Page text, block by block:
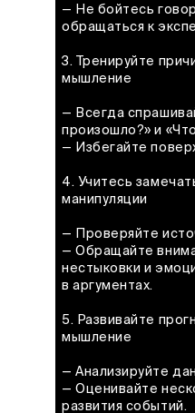
— Не бойтесь
обращаться к
3. Тренируйте
мышление
— Всегда
произошло?» и
— Избегайте
4. Учитесь
манипуляции
— Проверяйте
— Обращайте
нестыковки и
в аргументах.
5. Развивайте
мышление
— Анализируйте
— Оценивайте
развития событий.